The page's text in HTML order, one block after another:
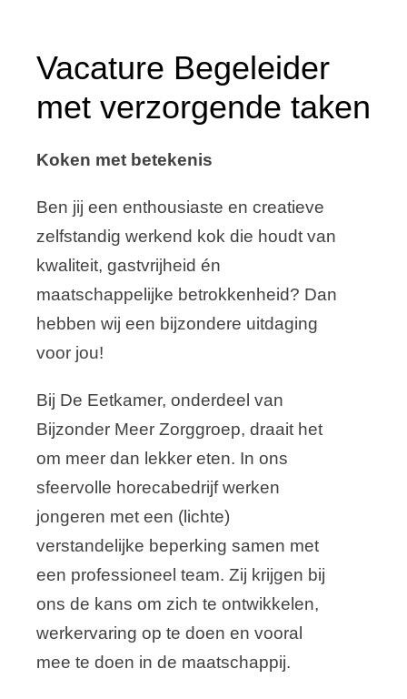
Stage lopen
Vacature Begeleider
met verzorgende taken
Koken met betekenis
Ben jij een enthousiaste en creatieve
zelfstandig werkend kok die houdt van
kwaliteit, gastvrijheid én
maatschappelijke betrokkenheid? Dan
hebben wij een bijzondere uitdaging
voor jou!
Bij De Eetkamer, onderdeel van
Bijzonder Meer Zorggroep, draait het
om meer dan lekker eten. In ons
sfeervolle horecabedrijf werken
jongeren met een (lichte)
verstandelijke beperking samen met
een professioneel team. Zij krijgen bij
ons de kans om zich te ontwikkelen,
werkervaring op te doen en vooral
mee te doen in de maatschappij.